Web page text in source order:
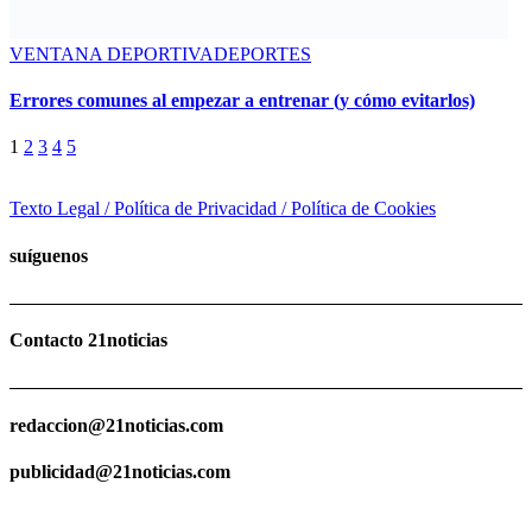
VENTANA DEPORTIVADEPORTES
Errores comunes al empezar a entrenar (y cómo evitarlos)
1 2 3 4 5
Texto Legal / Política de Privacidad / Política de Cookies
suíguenos
Contacto 21noticias
redaccion@21noticias.com
publicidad@21noticias.com